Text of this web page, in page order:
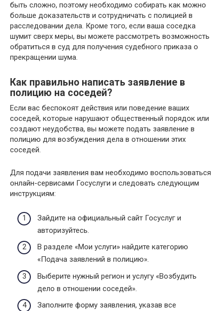
быть сложно, поэтому необходимо собирать как можно
больше доказательств и сотрудничать с полицией в
расследовании дела. Кроме того, если ваша соседка
шумит сверх меры, вы можете рассмотреть возможность
обратиться в суд для получения судебного приказа о
прекращении шума.
Как правильно написать заявление в
полицию на соседей?
Если вас беспокоят действия или поведение ваших
соседей, которые нарушают общественный порядок или
создают неудобства, вы можете подать заявление в
полицию для возбуждения дела в отношении этих
соседей.
Для подачи заявления вам необходимо воспользоваться
онлайн-сервисами Госуслуги и следовать следующим
инструкциям:
Зайдите на официальный сайт Госуслуг и
авторизуйтесь.
В разделе «Мои услуги» найдите категорию
«Подача заявлений в полицию».
Выберите нужный регион и услугу «Возбудить
дело в отношении соседей».
Заполните форму заявления, указав все